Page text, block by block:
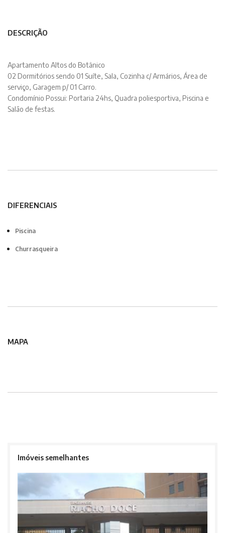
DESCRIÇÃO
Apartamento Altos do Botânico
02 Dormitórios sendo 01 Suíte, Sala, Cozinha c/ Armários, Área de
serviço, Garagem p/ 01 Carro.
Condomínio Possui: Portaria 24hs, Quadra poliesportiva, Piscina e
Salão de festas.
DIFERENCIAIS
Piscina
Churrasqueira
MAPA
Imóveis semelhantes